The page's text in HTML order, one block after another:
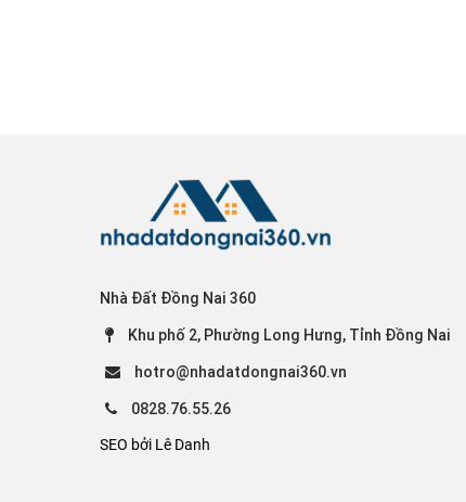
Nhà Đất Đồng Nai 360
Khu phố 2, Phường Long Hưng, Tỉnh Đồng Nai
hotro@nhadatdongnai360.vn
0828.76.55.26
SEO bởi Lê Danh